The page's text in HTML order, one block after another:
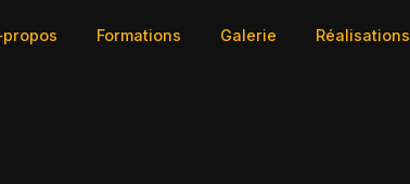
propos Formations Galerie Réalisations